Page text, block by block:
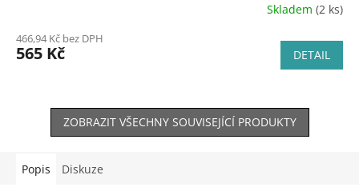
Skladem (2 ks)
466,94 Kč bez DPH
565 Kč DETAIL
ZOBRAZIT VŠECHNY SOUVISEJÍCÍ PRODUKTY
Popis Diskuze